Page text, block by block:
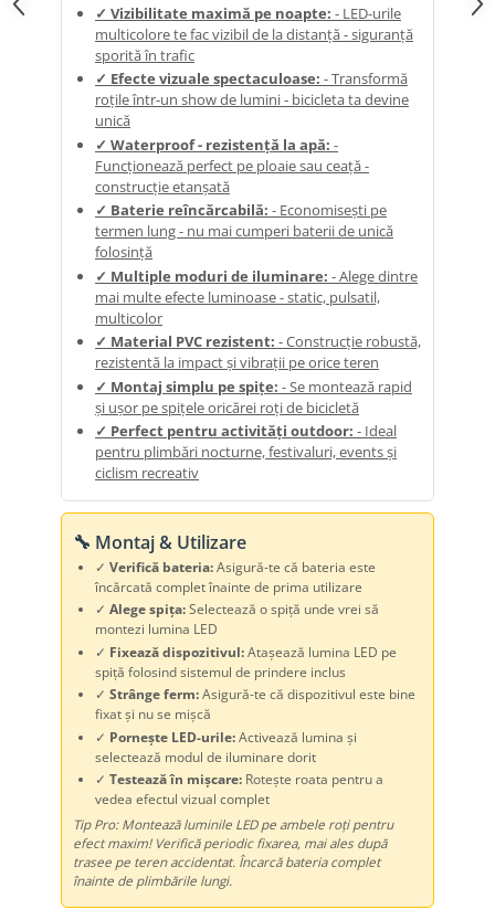
✓ Vizibilitate maximă pe noapte: - LED-urile
multicolore te fac vizibil de la distanță - siguranță
sporită în trafic
✓ Efecte vizuale spectaculoase: - Transformă
roțile într-un show de lumini - bicicleta ta devine
unică
✓ Waterproof - rezistență la apă: -
Funcționează perfect pe ploaie sau ceață -
construcție etanșată
✓ Baterie reîncărcabilă: - Economisești pe
termen lung - nu mai cumperi baterii de unică
folosință
✓ Multiple moduri de iluminare: - Alege dintre
mai multe efecte luminoase - static, pulsatil,
multicolor
✓ Material PVC rezistent: - Construcție robustă,
rezistentă la impact și vibrații pe orice teren
✓ Montaj simplu pe spițe: - Se montează rapid
și ușor pe spițele oricărei roți de bicicletă
✓ Perfect pentru activități outdoor: - Ideal
pentru plimbări nocturne, festivaluri, events și
ciclism recreativ
🔧 Montaj & Utilizare
✓ Verifică bateria:Asigură-te că bateria este
încărcată complet înainte de prima utilizare
✓ Alege spița:Selectează o spiță unde vrei să
montezi lumina LED
✓ Fixează dispozitivul:Atașează lumina LED pe
spiță folosind sistemul de prindere inclus
✓ Strânge ferm:Asigură-te că dispozitivul este bine
fixat și nu se mișcă
✓ Pornește LED-urile:Activează lumina și
selectează modul de iluminare dorit
✓ Testează în mișcare: Rotește roata pentru a
vedea efectul vizual complet
Tip Pro: Montează luminile LED pe ambele roți pentru
efect maxim! Verifică periodic fixarea, mai ales după
trasee pe teren accidentat. Încarcă bateria complet
înainte de plimbările lungi.